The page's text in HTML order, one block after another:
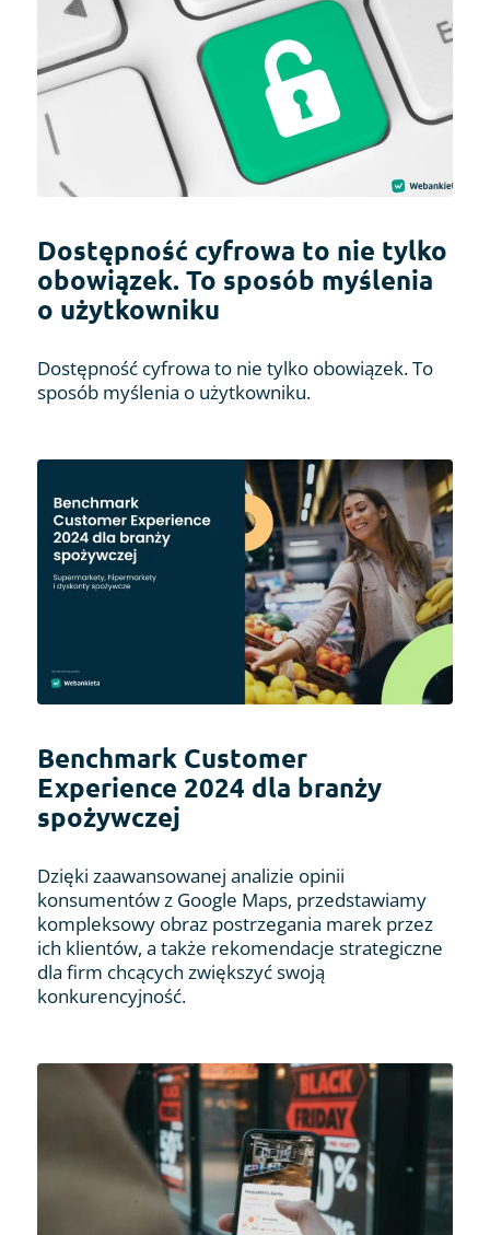
Dostępność cyfrowa to nie tylko
obowiązek. To sposób myślenia
o użytkowniku
Dostępność cyfrowa to nie tylko obowiązek. To
sposób myślenia o użytkowniku.
Benchmark Customer
Experience 2024 dla branży
spożywczej
Dzięki zaawansowanej analizie opinii
konsumentów z Google Maps, przedstawiamy
kompleksowy obraz postrzegania marek przez
ich klientów, a także rekomendacje strategiczne
dla firm chcących zwiększyć swoją
konkurencyjność.